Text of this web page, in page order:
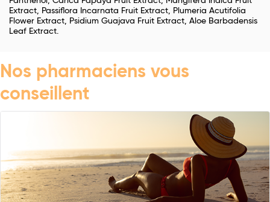
Extract, Passiflora Incarnata Fruit Extract, Plumeria Acutifolia
Flower Extract, Psidium Guajava Fruit Extract, Aloe Barbadensis
Leaf Extract.
Nos pharmaciens vous
conseillent